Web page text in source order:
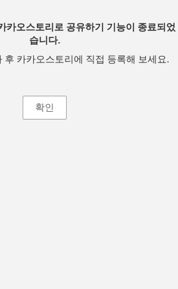
카오스토리로 공유하기 기능이 종료되었
습니다.
후 카카오스토리에 직접 등록해 보세요.
확인